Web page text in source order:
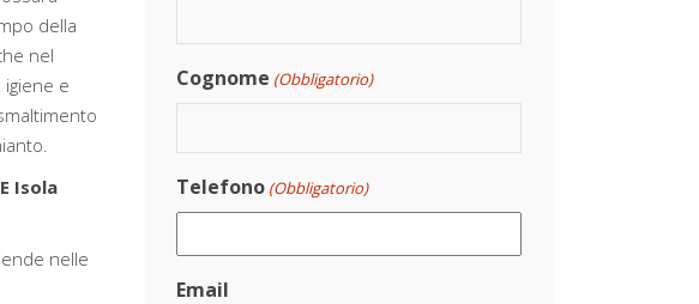
della
nel
igiene e
Isola
nelle
Cognome (Obbligatorio)
Telefono (Obbligatorio)
Email